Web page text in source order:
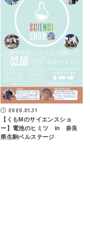
2020.01.31
【くもMのサイエンスショ
ー】電池のヒミツ in 奈良
県生駒ベルステージ